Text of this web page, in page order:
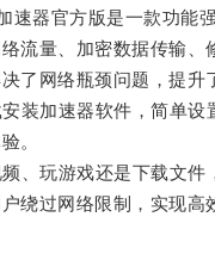
器官方版是一款功能强
流量、加密数据传输、
了网络瓶颈问题，提升
加速器软件，简单设
。
玩游戏还是下载文件
绕过网络限制，实现高